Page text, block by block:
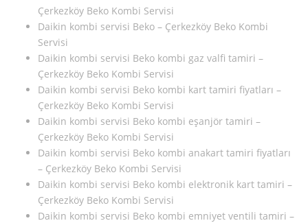
Çerkezköy Beko Kombi Servisi
Daikin kombi servisi Beko – Çerkezköy Beko Kombi
Servisi
Daikin kombi servisi Beko kombi gaz valfi tamiri –
Çerkezköy Beko Kombi Servisi
Daikin kombi servisi Beko kombi kart tamiri fiyatları –
Çerkezköy Beko Kombi Servisi
Daikin kombi servisi Beko kombi eşanjör tamiri –
Çerkezköy Beko Kombi Servisi
Daikin kombi servisi Beko kombi anakart tamiri fiyatları
– Çerkezköy Beko Kombi Servisi
Daikin kombi servisi Beko kombi elektronik kart tamiri –
Çerkezköy Beko Kombi Servisi
Daikin kombi servisi Beko kombi emniyet ventili tamiri –